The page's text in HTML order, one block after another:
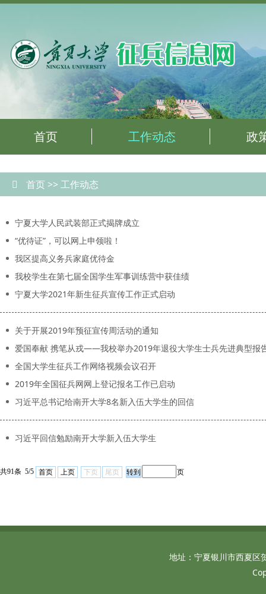
首页 工作动态 政
首页 >>工作动态
宁夏大学人民武装部正式揭牌成立
“优待证”，可以网上申领啦！
我区提高义务兵家庭优待金
我校学生在第七届全国学生军事训练营中获佳绩
宁夏大学2021年新生征兵宣传工作正式启动
关于开展2019年预征宣传周活动的通知
爱国奉献 携笔从戎——我校举办2019年退役大学生士兵先进典型报
全国大学生征兵工作网络视频会议召开
2019年全国征兵网网上登记报名工作已启动
习近平总书记给南开大学8名新入伍大学生的回信
习近平回信勉励南开大学新入伍大学生
共91条 5/5 首页 上页 下页 尾页 页
地址：宁夏银川市西夏